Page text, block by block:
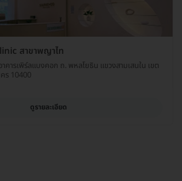
สาขาพญาไท
คาร​เพิร์ลแบงคอก ถ. พหลโยธิน แขวงสามเสนใน เขต
ร 10400
ดูรายละเอียด